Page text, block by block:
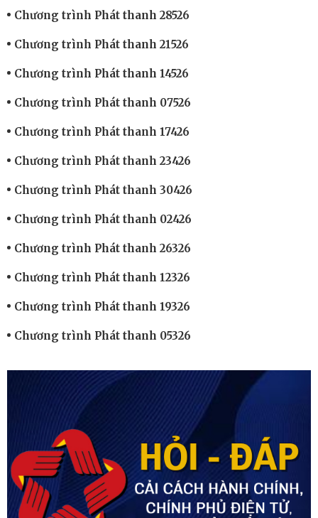
Chương trình Phát thanh 28526
Chương trình Phát thanh 21526
Chương trình Phát thanh 14526
Chương trình Phát thanh 07526
Chương trình Phát thanh 17426
Chương trình Phát thanh 23426
Chương trình Phát thanh 30426
Chương trình Phát thanh 02426
Chương trình Phát thanh 26326
Chương trình Phát thanh 12326
Chương trình Phát thanh 19326
Chương trình Phát thanh 05326